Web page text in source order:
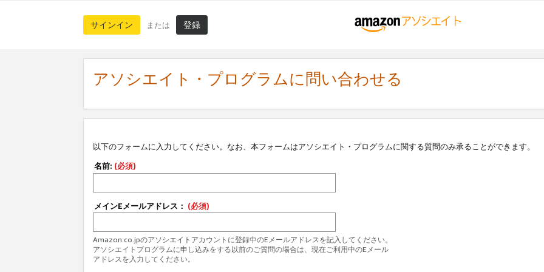
サインイン または 登録
アソシエイト・プログラムに問い合わせる
以下のフォームに入力してください。なお、本フォームはアソシエイト・プログラムに関する質問のみ承ることができます。
名前: (必須)
メインEメールアドレス： (必須)
Amazon.co.jpのアソシエイトアカウントに登録中のEメールアドレスを記入してください。
アソシエイトプログラムに申し込みをする以前のご質問の場合は、現在ご利用中のEメール
アドレスを入力してください。